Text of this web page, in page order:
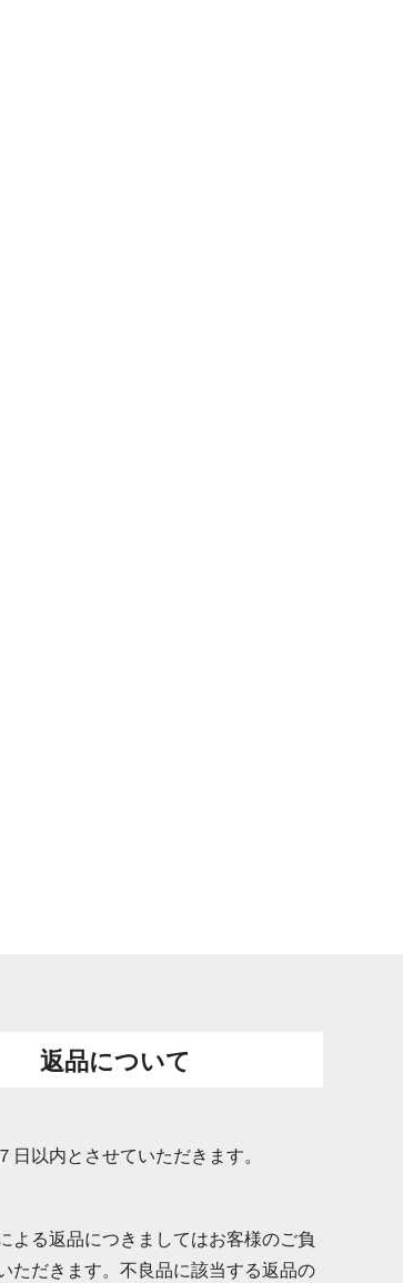
返品について
日以内とさせていただきます。
よる返品につきましてはお客様のご負
ただきます。不良品に該当する返品の